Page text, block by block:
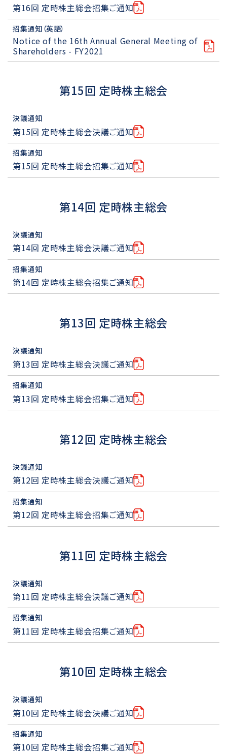
第16回 定時株主総会招集ご通知
招集通知（英語）
Notice of the 16th Annual General Meeting of
Shareholders - FY2021
第15回 定時株主総会
決議通知
第15回 定時株主総会決議ご通知
招集通知
第15回 定時株主総会招集ご通知
第14回 定時株主総会
決議通知
第14回 定時株主総会決議ご通知
招集通知
第14回 定時株主総会招集ご通知
第13回 定時株主総会
決議通知
第13回 定時株主総会決議ご通知
招集通知
第13回 定時株主総会招集ご通知
第12回 定時株主総会
決議通知
第12回 定時株主総会決議ご通知
招集通知
第12回 定時株主総会招集ご通知
第11回 定時株主総会
決議通知
第11回 定時株主総会決議ご通知
招集通知
第11回 定時株主総会招集ご通知
第10回 定時株主総会
決議通知
第10回 定時株主総会決議ご通知
招集通知
第10回 定時株主総会招集ご通知